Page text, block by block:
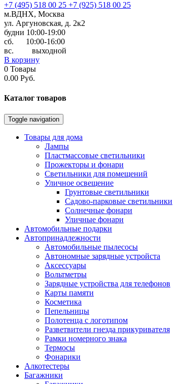
+7 (495) 518 00 25 +7 (925) 518 00 25
м.ВДНХ, Москва
ул. Аргуновская, д. 2к2
будни 10:00-19:00
cб. 10:00-16:00
вс. выходной
В корзину
0 Товары
0.00 Руб.
Каталог товаров
Toggle navigation
Товары для дома
Лампы
Пластмассовые светильники
Прожекторы и фонари
Светильники для помещений
Уличное освещение
Грунтовые светильники
Садово-парковые светильники
Солнечные фонари
Уличные фонари
Автомобильные подарки
Автопринадлежности
Автомобильные пылесосы
Автономные зарядные устройста
Аксессуары
Вольтметры
Зарядные устройства для телефонов
Карты памяти
Косметика
Пепельницы
Полотенца с логотипом
Разветвители гнезда прикуривателя
Рамки номерного знака
Термосы
Фонарики
Алкотестеры
Багажники